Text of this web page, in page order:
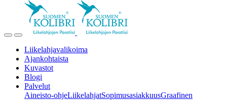
Liikelahjavalikoima
Ajankohtaista
Kuvastot
Blogi
Palvelut
Aineisto-ohjeLiikelahjatSopimusasiakkuusGraafinen